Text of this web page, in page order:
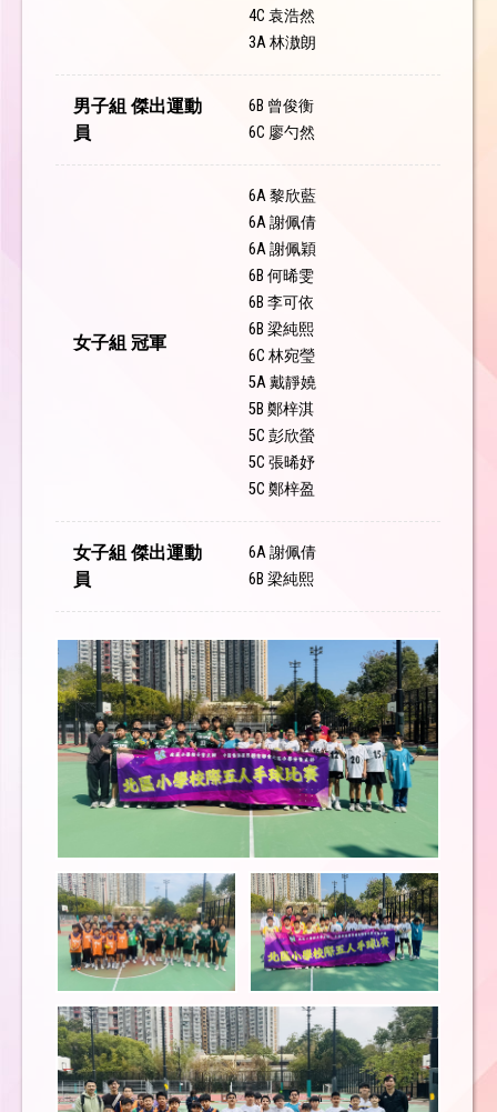
4C 袁浩然
3A 林滶朗
男子組 傑出運動
員
6B 曾俊衡
6C 廖勺然
女子組 冠軍
6A 黎欣藍
6A 謝佩倩
6A 謝佩穎
6B 何晞雯
6B 李可依
6B 梁純熙
6C 林宛瑩
5A 戴靜嬈
5B 鄭梓淇
5C 彭欣螢
5C 張晞妤
5C 鄭梓盈
女子組 傑出運動
員
6A 謝佩倩
6B 梁純熙